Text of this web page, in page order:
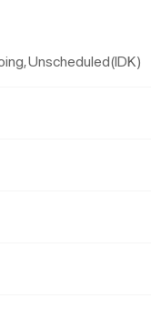
, Unscheduled(IDK)